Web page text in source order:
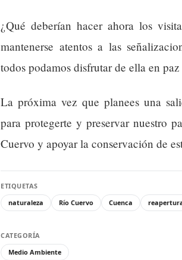
¿Qué deberían hacer ahora los
mantenerse atentos a las
todos podamos disfrutar de ella en
La próxima vez que planees una
para protegerte y preservar nuestro
Cuervo y apoyar la conservación de
ETIQUETAS
naturaleza
Río Cuervo Cuenca
CATEGORÍA
Medio Ambiente